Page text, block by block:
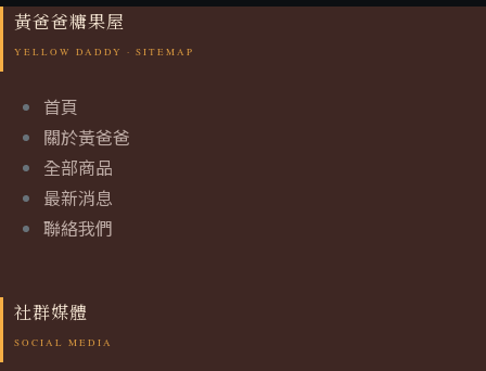
黃爸爸糖果屋
首頁
關於黃爸爸
全部商品
最新消息
聯絡我們
社群媒體